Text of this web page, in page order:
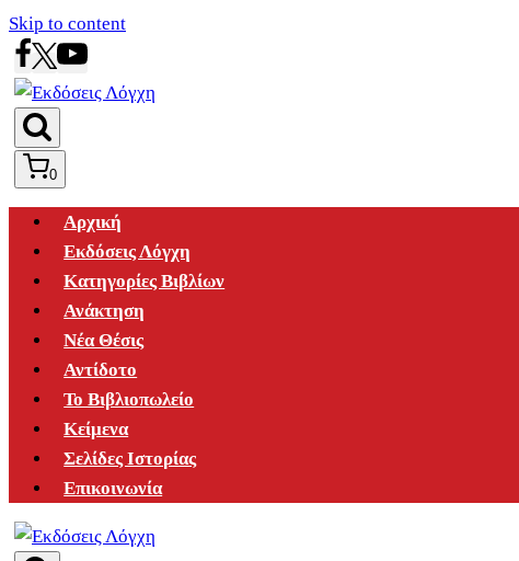
Skip to content
0
Αρχική
Εκδόσεις Λόγχη
Κατηγορίες Βιβλίων
Ανάκτηση
Νέα Θέσις
Αντίδοτο
Το Βιβλιοπωλείο
Κείμενα
Σελίδες Ιστορίας
Επικοινωνία